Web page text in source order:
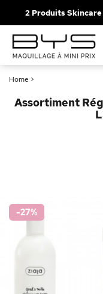
2 Produits Skincare
Home >
Assortiment
-27%